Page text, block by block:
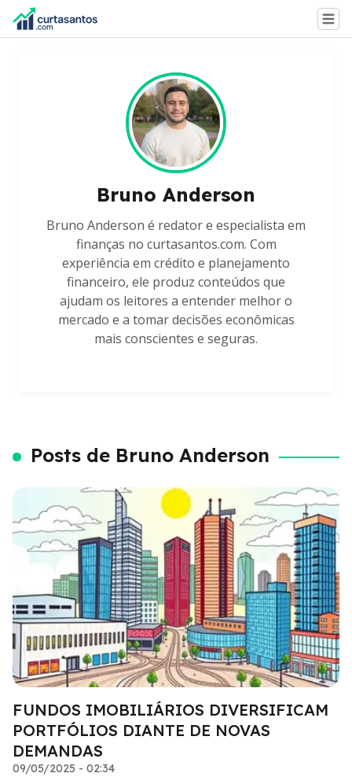
Bruno Anderson
Bruno Anderson é redator e especialista em
finanças no curtasantos.com. Com
experiência em crédito e planejamento
financeiro, ele produz conteúdos que
ajudam os leitores a entender melhor o
mercado e a tomar decisões econômicas
mais conscientes e seguras.
Posts de Bruno Anderson
FUNDOS IMOBILIÁRIOS DIVERSIFICAM
PORTFÓLIOS DIANTE DE NOVAS
DEMANDAS
09/05/2025 - 02:34